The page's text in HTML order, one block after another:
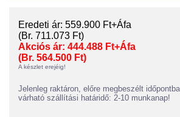
Eredeti ár: 559.900 Ft+Áfa
(Br. 711.073 Ft)
Akciós ár: 444.488 Ft+Áfa
(Br. 564.500 Ft)
A készlet erejéig!
Jelenleg raktáron, előre megbeszélt
várható szállítási határidő: 2-10 munkanap!